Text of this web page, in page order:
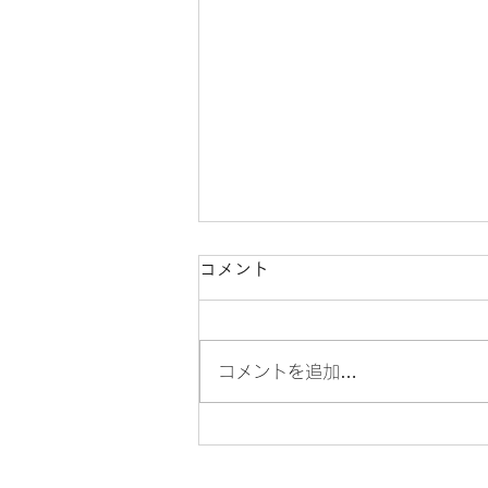
2025年は金運の象徴【巳
コメント
コメントを追加…